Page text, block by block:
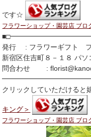
です☆
フラワーショップ・園芸店 ブロ
発行 : フラワーギフト
新宿区住吉町８－１８ パ
問合わせ :
クリックしていただけると
キング＞
フラワーショップ・園芸店 ブロ